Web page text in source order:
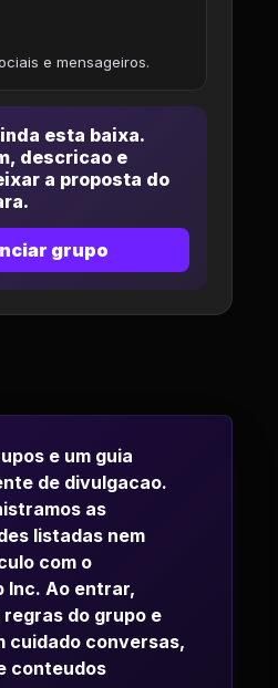
e mensageiros.
esta baixa.
descricao e
a proposta do
grupo
e um guia
de divulgacao.
as
listadas nem
com o
Inc. Ao entrar,
do grupo e
cuidado conversas,
conteudos